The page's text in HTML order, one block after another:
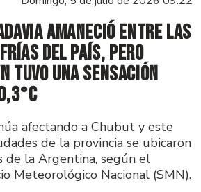
amaneció entre las
del país, pero
tuvo una sensación
afectando a Chubut y este
de la provincia se ubicaron
de la Argentina, según el
Meteorológico Nacional (SMN).